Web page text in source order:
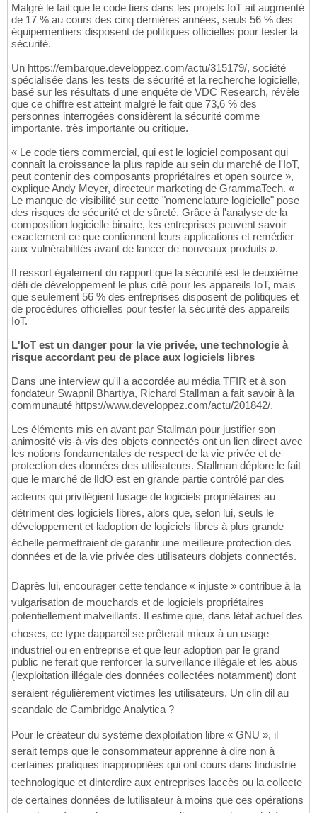
Malgré le fait que le code tiers dans les projets IoT ait augmenté
de 17 % au cours des cinq dernières années, seuls 56 % des
équipementiers disposent de politiques officielles pour tester la
sécurité.
Un https://embarque.developpez.com/actu/315179/, société
spécialisée dans les tests de sécurité et la recherche logicielle,
basé sur les résultats d'une enquête de VDC Research, révèle
que ce chiffre est atteint malgré le fait que 73,6 % des
personnes interrogées considèrent la sécurité comme
importante, très importante ou critique.
« Le code tiers commercial, qui est le logiciel composant qui
connaît la croissance la plus rapide au sein du marché de l'IoT,
peut contenir des composants propriétaires et open source »,
explique Andy Meyer, directeur marketing de GrammaTech. «
Le manque de visibilité sur cette "nomenclature logicielle" pose
des risques de sécurité et de sûreté. Grâce à l'analyse de la
composition logicielle binaire, les entreprises peuvent savoir
exactement ce que contiennent leurs applications et remédier
aux vulnérabilités avant de lancer de nouveaux produits ».
Il ressort également du rapport que la sécurité est le deuxième
défi de développement le plus cité pour les appareils IoT, mais
que seulement 56 % des entreprises disposent de politiques et
de procédures officielles pour tester la sécurité des appareils
IoT.
L'IoT est un danger pour la vie privée, une technologie à
risque accordant peu de place aux logiciels libres
Dans une interview qu'il a accordée au média TFIR et à son
fondateur Swapnil Bhartiya, Richard Stallman a fait savoir à la
communauté https://www.developpez.com/actu/201842/.
Les éléments mis en avant par Stallman pour justifier son
animosité vis-à-vis des objets connectés ont un lien direct avec
les notions fondamentales de respect de la vie privée et de
protection des données des utilisateurs. Stallman déplore le fait
que le marché de lIdO est en grande partie contrôlé par des
acteurs qui privilégient lusage de logiciels propriétaires au
détriment des logiciels libres, alors que, selon lui, seuls le
développement et ladoption de logiciels libres à plus grande
échelle permettraient de garantir une meilleure protection des
données et de la vie privée des utilisateurs dobjets connectés.
Daprès lui, encourager cette tendance « injuste » contribue à la
vulgarisation de mouchards et de logiciels propriétaires
potentiellement malveillants. Il estime que, dans létat actuel des
choses, ce type dappareil se prêterait mieux à un usage
industriel ou en entreprise et que leur adoption par le grand
public ne ferait que renforcer la surveillance illégale et les abus
(lexploitation illégale des données collectées notamment) dont
seraient régulièrement victimes les utilisateurs. Un clin dil au
scandale de Cambridge Analytica ?
Pour le créateur du système dexploitation libre « GNU », il
serait temps que le consommateur apprenne à dire non à
certaines pratiques inappropriées qui ont cours dans lindustrie
technologique et dinterdire aux entreprises laccès ou la collecte
de certaines données de lutilisateur à moins que ces opérations